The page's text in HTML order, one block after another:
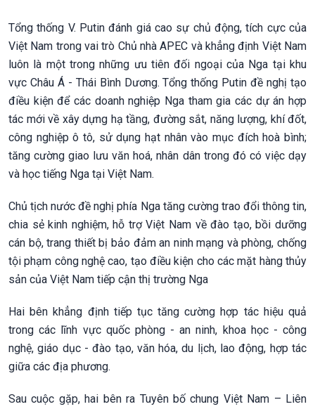
Tổng thống V. Putin đánh giá cao sự chủ động, tích cực của
Việt Nam trong vai trò Chủ nhà APEC và khẳng định Việt Nam
luôn là một trong những ưu tiên đối ngoại của Nga tại khu
vực Châu Á - Thái Bình Dương. Tổng thống Putin đề nghị tạo
điều kiện để các doanh nghiệp Nga tham gia các dự án hợp
tác mới về xây dựng hạ tầng, đường sắt, năng lượng, khí đốt,
công nghiệp ô tô, sử dụng hạt nhân vào mục đích hoà bình;
tăng cường giao lưu văn hoá, nhân dân trong đó có việc dạy
và học tiếng Nga tại Việt Nam.
Chủ tịch nước đề nghị phía Nga tăng cường trao đổi thông tin,
chia sẻ kinh nghiệm, hỗ trợ Việt Nam về đào tạo, bồi dưỡng
cán bộ, trang thiết bị bảo đảm an ninh mạng và phòng, chống
tội phạm công nghệ cao, tạo điều kiện cho các mặt hàng thủy
sản của Việt Nam tiếp cận thị trường Nga
Hai bên khẳng định tiếp tục tăng cường hợp tác hiệu quả
trong các lĩnh vực quốc phòng - an ninh, khoa học - công
nghệ, giáo dục - đào tạo, văn hóa, du lịch, lao động, hợp tác
giữa các địa phương.
Sau cuộc gặp, hai bên ra Tuyên bố chung Việt Nam – Liên